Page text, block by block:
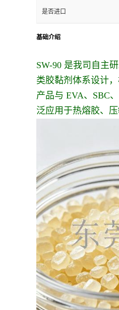
是否进口
基础介绍
SW-90 是我司自主
类胶黏剂体系设计
产品与 EVA、SBC
泛应用于热熔胶、